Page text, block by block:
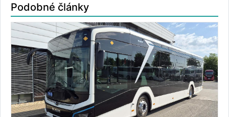
Podobné články